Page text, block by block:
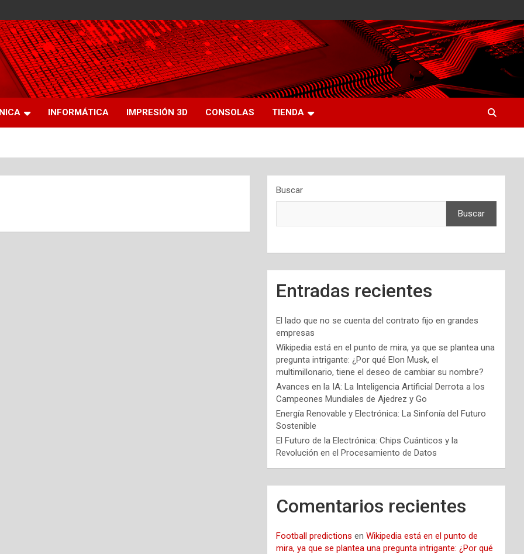
INFORMÁTICA IMPRESIÓN 3D CONSOLAS TIENDA
Buscar
Buscar
Entradas recientes
El lado que no se cuenta del contrato fijo en grandes
empresas
Wikipedia está en el punto de mira, ya que se plantea una
pregunta intrigante: ¿Por qué Elon Musk, el
multimillonario, tiene el deseo de cambiar su nombre?
Avances en la IA: La Inteligencia Artificial Derrota a los
Campeones Mundiales de Ajedrez y Go
Energía Renovable y Electrónica: La Sinfonía del Futuro
Sostenible
El Futuro de la Electrónica: Chips Cuánticos y la
Revolución en el Procesamiento de Datos
Comentarios recientes
Football predictions enWikipedia está en el punto de
mira, ya que se plantea una pregunta intrigante: ¿Por qué